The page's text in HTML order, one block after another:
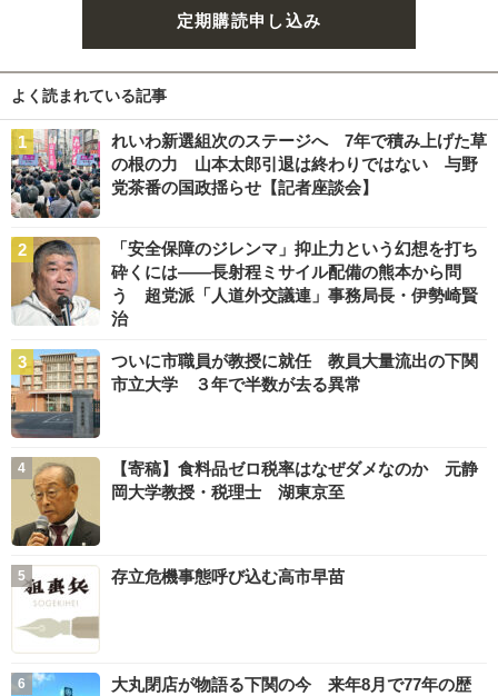
定期購読申し込み
よく読まれている記事
れいわ新選組次のステージへ 7年で積み上げた草
の根の力 山本太郎引退は終わりではない 与野
党茶番の国政揺らせ【記者座談会】
「安全保障のジレンマ」抑止力という幻想を打ち
砕くには――長射程ミサイル配備の熊本から問
う 超党派「人道外交議連」事務局長・伊勢崎賢
治
ついに市職員が教授に就任 教員大量流出の下関
市立大学 ３年で半数が去る異常
【寄稿】食料品ゼロ税率はなぜダメなのか 元静
岡大学教授・税理士 湖東京至
存立危機事態呼び込む高市早苗
大丸閉店が物語る下関の今 来年8月で77年の歴